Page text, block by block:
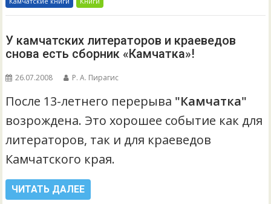
У камчатских литераторов и краеведов
снова есть сборник «Камчатка»!
26.07.2008 Р. А. Пирагис
После 13-летнего перерыва "Камчатка"
возрождена. Это хорошее событие как для
литераторов, так и для краеведов
Камчатского края.
ЧИТАТЬ ДАЛЕЕ